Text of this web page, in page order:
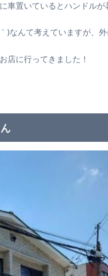
車置いているとハンドルが
)なんて考えていますが、
店に行ってきました！